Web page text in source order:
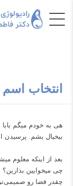
انتخاب اسم
هی به خودم میگم
بیخیال بشم. پرسیدن
بعد از اینکه معلوم
چی میخوایین
چقدر فضا رو